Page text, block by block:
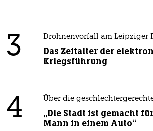
3 Drohnenvorfall am Leipziger
Das Zeitalter der
Kriegsführung
4 Über die
„Die Stadt ist gemacht
Mann in einem Auto“